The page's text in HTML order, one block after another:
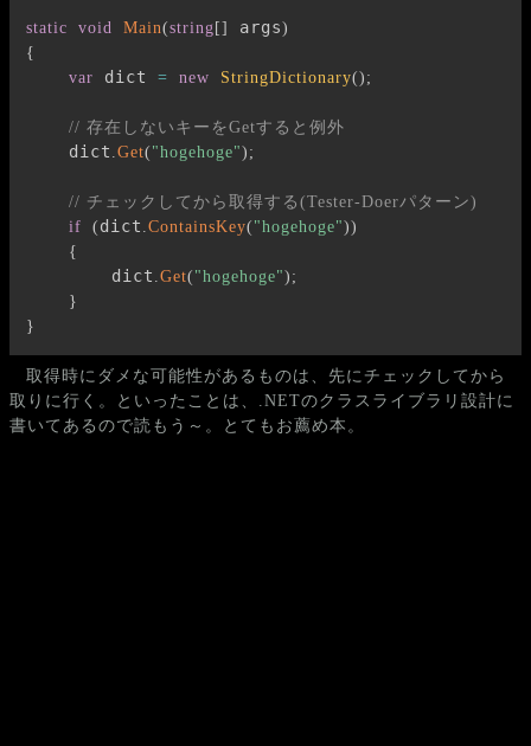
static void Main(string[] args)
{
var dict = new StringDictionary() ;
// 存在しないキーをGetすると例外
    dict
Get( "hogehoge") ;
// チェックしてから取得する(Tester-Doerパターン)
if
( dict ContainsKey( "hogehoge"))
{
        dict
Get( "hogehoge") ;
}
}
取得時にダメな可能性があるものは、先にチェックしてから
取りに行く。といったことは、.NETのクラスライブラリ設計に
書いてあるので読もう～。とてもお薦め本。